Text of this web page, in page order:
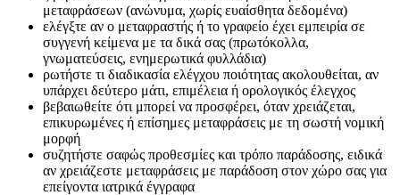
μεταφράσεων (ανώνυμα, χωρίς ευαίσθητα δεδομένα)
ελέγξτε αν ο μεταφραστής ή το γραφείο έχει εμπειρία σε
συγγενή κείμενα με τα δικά σας (πρωτόκολλα,
γνωματεύσεις, ενημερωτικά φυλλάδια)
ρωτήστε τι διαδικασία ελέγχου ποιότητας ακολουθείται, αν
υπάρχει δεύτερο μάτι, επιμέλεια ή ορολογικός έλεγχος
βεβαιωθείτε ότι μπορεί να προσφέρει, όταν χρειάζεται,
επικυρωμένες ή επίσημες μεταφράσεις με τη σωστή νομική
μορφή
συζητήστε σαφώς προθεσμίες και τρόπο παράδοσης, ειδικά
αν χρειάζεστε μεταφράσεις με παράδοση στον χώρο σας για
επείγοντα ιατρικά έγγραφα